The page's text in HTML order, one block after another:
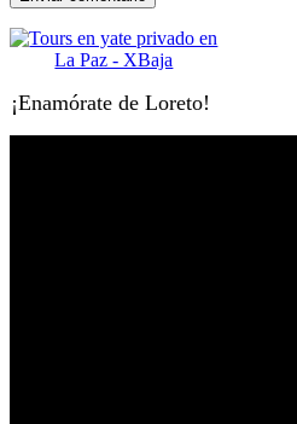
¡Enamórate de Loreto!